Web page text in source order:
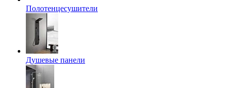
Полотенцесушители
Душевые панели